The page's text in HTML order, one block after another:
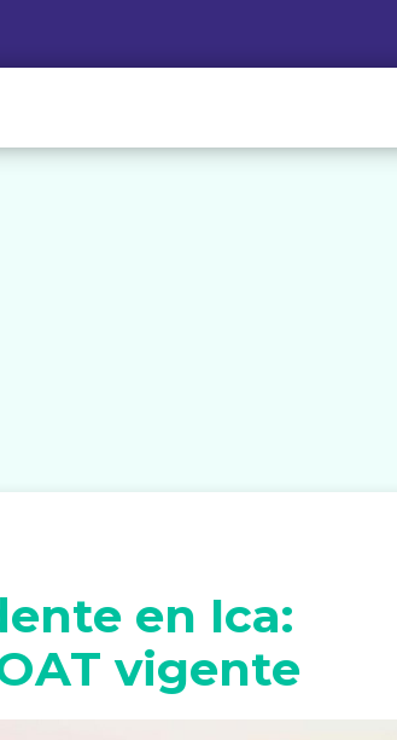
en Ica:
vigente